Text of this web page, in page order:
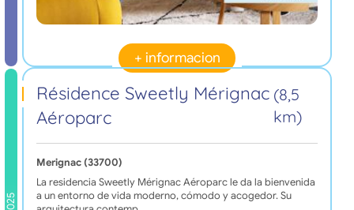
+ informacion
2025
Résidence Sweetly Mérignac
Aéroparc
(8,5
km)
Merignac (33700)
La residencia Sweetly Mérignac Aéroparc le da la bienvenida
a un entorno de vida moderno, cómodo y acogedor. Su